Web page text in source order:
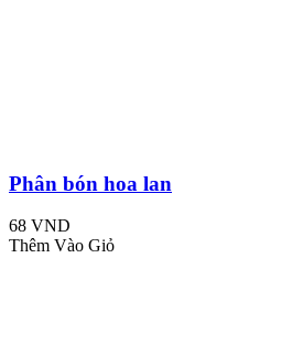
Phân bón hoa lan
68 VND
Thêm Vào Giỏ